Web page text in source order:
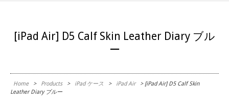
[iPad Air] D5 Calf Skin Leather Diary ブル
ー
Home > Products > iPad ケース > iPad Air
> [iPad Air] D5 Calf Skin
Leather Diary ブルー